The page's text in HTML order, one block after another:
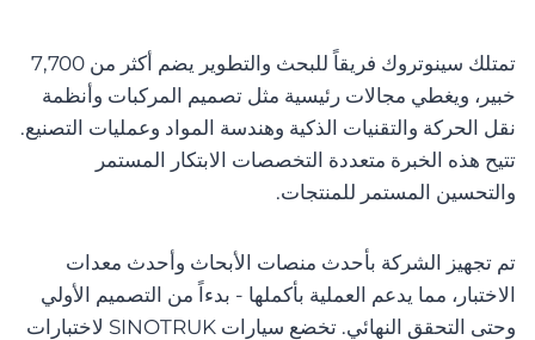
تمتلك سينوتروك فريقاً للبحث والتطوير يضم أكثر من 7,700
خبير، ويغطي مجالات رئيسية مثل تصميم المركبات وأنظمة
نقل الحركة والتقنيات الذكية وهندسة المواد وعمليات التصنيع.
تتيح هذه الخبرة متعددة التخصصات الابتكار المستمر
والتحسين المستمر للمنتجات.
تم تجهيز الشركة بأحدث منصات الأبحاث وأحدث معدات
الاختبار، مما يدعم العملية بأكملها - بدءاً من التصميم الأولي
وحتى التحقق النهائي. تخضع سيارات SINOTRUK لاختبارات